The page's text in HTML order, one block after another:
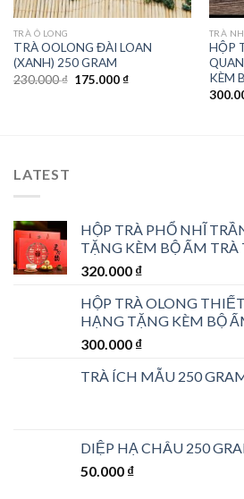
TRÀ Ô LONG
TRÀ OOLONG ĐÀI LOAN
(XANH) 250 GRAM
230.000₫ Giá
175.000₫Giá
TRÀ
HỘP
KÈM
LATEST
HỘP TRÀ PHỔ NHĨ
TẶNG KÈM BỘ ẤM TRÀ
320.000 ₫
HỘP TRÀ OLONG
HẠNG TẶNG KÈM BỘ
300.000 ₫
TRÀ ÍCH MẪU 250
DIỆP HẠ CHÂU 250
50.000 ₫